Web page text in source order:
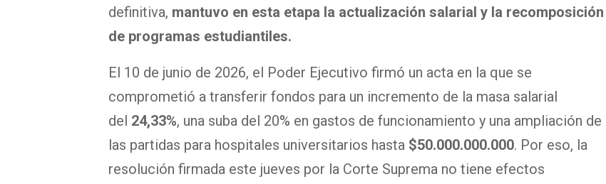
definitiva, mantuvo en esta etapa la actualización salarial y la recomposición
de programas estudiantiles.
El 10 de junio de 2026, el Poder Ejecutivo firmó un acta en la que se
comprometió a transferir fondos para un incremento de la masa salarial
del 24,33%, una suba del 20% en gastos de funcionamiento y una ampliación de
las partidas para hospitales universitarios hasta $50.000.000.000. Por eso, la
resolución firmada este jueves por la Corte Suprema no tiene efectos